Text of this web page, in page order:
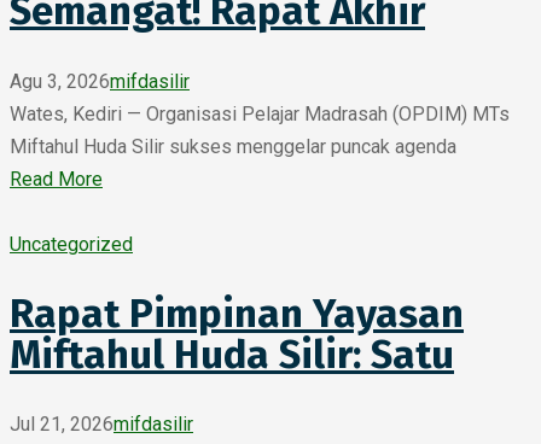
Semangat! Rapat Akhir
Agu 3, 2026mifdasilir
Wates, Kediri — Organisasi Pelajar Madrasah (OPDIM) MTs
Miftahul Huda Silir sukses menggelar puncak agenda
Read More
Uncategorized
Rapat Pimpinan Yayasan
Miftahul Huda Silir: Satu
Jul 21, 2026mifdasilir